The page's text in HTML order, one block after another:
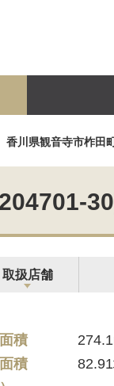
事業投資用
香川県観音寺市柞田
取扱店舗
積
積